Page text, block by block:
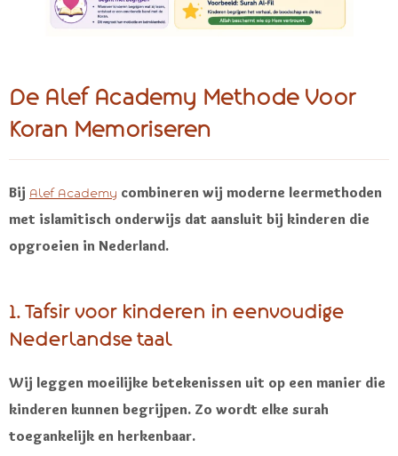
De Alef Academy Methode Voor
Koran Memoriseren
Bij Alef Academy combineren wij moderne leermethoden
met islamitisch onderwijs dat aansluit bij kinderen die
opgroeien in Nederland.
1. Tafsir voor kinderen in eenvoudige
Nederlandse taal
Wij leggen moeilijke betekenissen uit op een manier die
kinderen kunnen begrijpen. Zo wordt elke surah
toegankelijk en herkenbaar.